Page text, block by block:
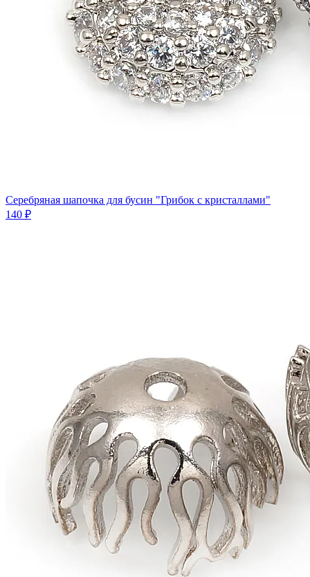
Серебряная шапочка для бусин "Грибок с кристаллами"
140 ₽